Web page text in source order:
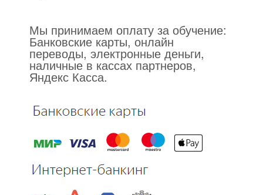
Мы принимаем оплату за обучение:
Банковские карты, онлайн
переводы, электронные деньги,
наличные в кассах партнеров,
Яндекс Касса.